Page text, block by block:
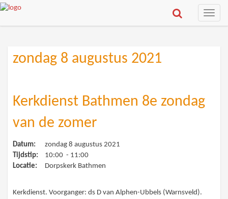
Toggle
zondag 8 augustus 2021
Kerkdienst Bathmen 8e zondag
van de zomer
Datum:
zondag 8 augustus 2021
Tijdstip:
10:00 - 11:00
Locatie:
Dorpskerk Bathmen
Kerkdienst. Voorganger: ds D van Alphen-Ubbels (Warnsveld).